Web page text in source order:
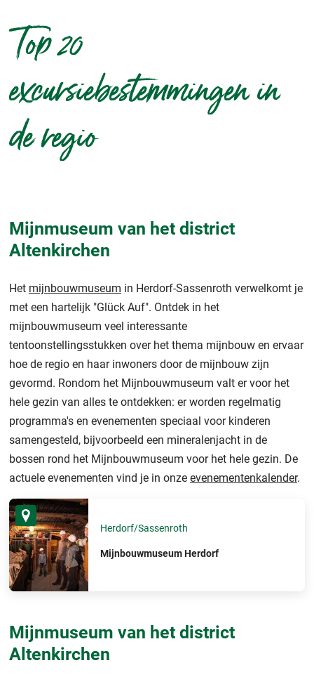
Top 20
excursiebestemmingen in
de regio
Mijnmuseum van het district
Altenkirchen
Het mijnbouwmuseum in Herdorf-Sassenroth verwelkomt je
met een hartelijk "Glück Auf". Ontdek in het
mijnbouwmuseum veel interessante
tentoonstellingsstukken over het thema mijnbouw en ervaar
hoe de regio en haar inwoners door de mijnbouw zijn
gevormd. Rondom het Mijnbouwmuseum valt er voor het
hele gezin van alles te ontdekken: er worden regelmatig
programma's en evenementen speciaal voor kinderen
samengesteld, bijvoorbeeld een mineralenjacht in de
bossen rond het Mijnbouwmuseum voor het hele gezin. De
actuele evenementen vind je in onze evenementenkalender.
Herdorf/Sassenroth
Mijnbouwmuseum Herdorf
Mijnmuseum van het district
Altenkirchen